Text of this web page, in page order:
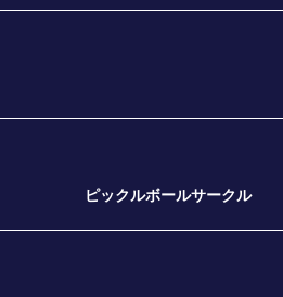
ピックルボールサークル